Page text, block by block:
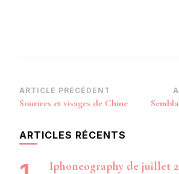
Navigation
d’article
ARTICLE PRÉCÉDENT
Sourires et visages de Chine
ARTICLES RÉCENTS
Iphoneography de juillet